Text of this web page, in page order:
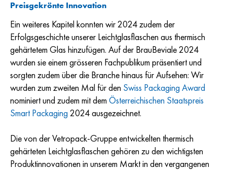
Preisgekrönte Innovation
Ein weiteres Kapitel konnten wir 2024 zudem der
Erfolgsgeschichte unserer Leichtglasflaschen aus thermisch
gehärtetem Glas hinzufügen. Auf der BrauBeviale 2024
wurden sie einem grösseren Fachpublikum präsentiert und
sorgten zudem über die Branche hinaus für Aufsehen: Wir
wurden zum zweiten Mal für den Swiss Packaging Award
nominiert und zudem mit dem Österreichischen Staatspreis
Smart Packaging 2024 ausgezeichnet.
Die von der Vetropack-Gruppe entwickelten thermisch
gehärteten Leichtglasflaschen gehören zu den wichtigsten
Produktinnovationen in unserem Markt in den vergangenen